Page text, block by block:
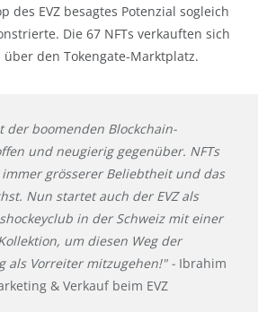
des EVZ besagtes Potenzial sogleich
Die 67 NFTs verkauften sich
den Tokengate-Marktplatz.
der boomenden Blockchain-
und neugierig gegenüber. NFTs
grösserer Beliebtheit und das
Nun startet auch der EVZ als
in der Schweiz mit einer
um diesen Weg der
als Vorreiter mitzugehen!" - Ibrahim
& Verkauf beim EVZ